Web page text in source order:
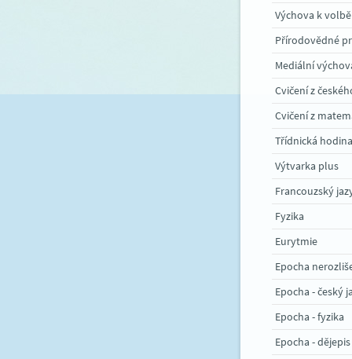
Výchova k
Přírodovědné
Mediální
Cvičení z
Cvičení z
Třídnická hodina
Výtvarka plus
Francouzský
Fyzika
Eurytmie
Epocha
Epocha - český
Epocha - fyzika
Epocha - dějepis